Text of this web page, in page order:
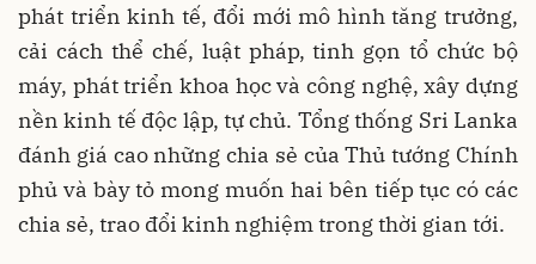
phát triển kinh tế, đổi mới mô hình tăng trưởng,
cải cách thể chế, luật pháp, tinh gọn tổ chức bộ
máy, phát triển khoa học và công nghệ, xây dựng
nền kinh tế độc lập, tự chủ. Tổng thống Sri Lanka
đánh giá cao những chia sẻ của Thủ tướng Chính
phủ và bày tỏ mong muốn hai bên tiếp tục có các
chia sẻ, trao đổi kinh nghiệm trong thời gian tới.